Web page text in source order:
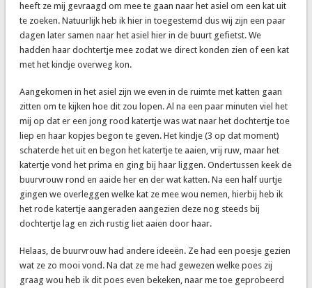
heeft ze mij gevraagd om mee te gaan naar het asiel om een kat uit
te zoeken. Natuurlijk heb ik hier in toegestemd dus wij zijn een paar
dagen later samen naar het asiel hier in de buurt gefietst. We
hadden haar dochtertje mee zodat we direct konden zien of een kat
met het kindje overweg kon.
Aangekomen in het asiel zijn we even in de ruimte met katten gaan
zitten om te kijken hoe dit zou lopen. Al na een paar minuten viel het
mij op dat er een jong rood katertje was wat naar het dochtertje toe
liep en haar kopjes begon te geven. Het kindje (3 op dat moment)
schaterde het uit en begon het katertje te aaien, vrij ruw, maar het
katertje vond het prima en ging bij haar liggen. Ondertussen keek de
buurvrouw rond en aaide her en der wat katten. Na een half uurtje
gingen we overleggen welke kat ze mee wou nemen, hierbij heb ik
het rode katertje aangeraden aangezien deze nog steeds bij
dochtertje lag en zich rustig liet aaien door haar.
Helaas, de buurvrouw had andere ideeën. Ze had een poesje gezien
wat ze zo mooi vond. Na dat ze me had gewezen welke poes zij
graag wou heb ik dit poes even bekeken, naar me toe geprobeerd